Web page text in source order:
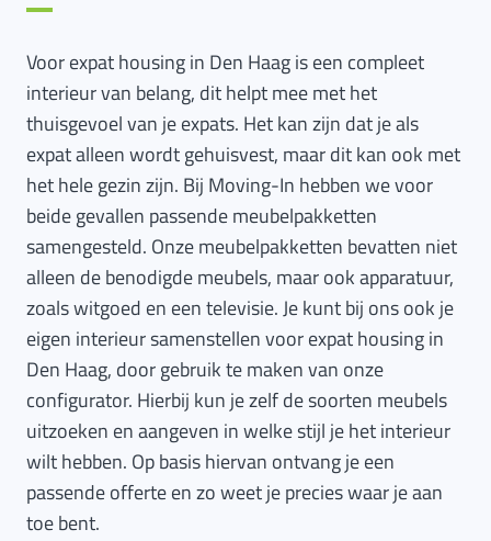
Voor expat housing in Den Haag is een compleet
interieur van belang, dit helpt mee met het
thuisgevoel van je expats. Het kan zijn dat je als
expat alleen wordt gehuisvest, maar dit kan ook met
het hele gezin zijn. Bij Moving-In hebben we voor
beide gevallen passende meubelpakketten
samengesteld. Onze meubelpakketten bevatten niet
alleen de benodigde meubels, maar ook apparatuur,
zoals witgoed en een televisie. Je kunt bij ons ook je
eigen interieur samenstellen voor expat housing in
Den Haag, door gebruik te maken van onze
configurator. Hierbij kun je zelf de soorten meubels
uitzoeken en aangeven in welke stijl je het interieur
wilt hebben. Op basis hiervan ontvang je een
passende offerte en zo weet je precies waar je aan
toe bent.